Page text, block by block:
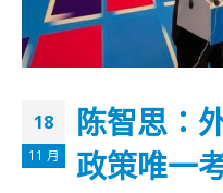
18
11 月
陈智思：
政策唯一